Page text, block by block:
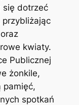
się dotrzeć
kwiaty.
Publicznej
żonkile,
pamięć,
spotkań